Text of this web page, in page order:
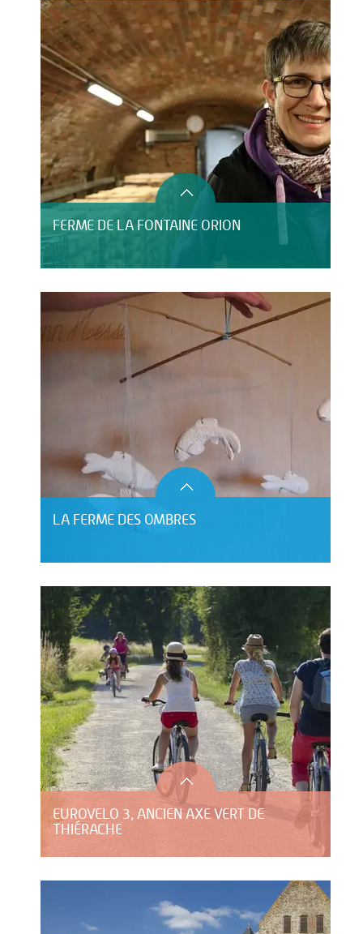
FERME DE LA FONTAINE ORION
LA FERME DES OMBRES
EUROVELO 3, ANCIEN AXE VERT DE
THIÉRACHE